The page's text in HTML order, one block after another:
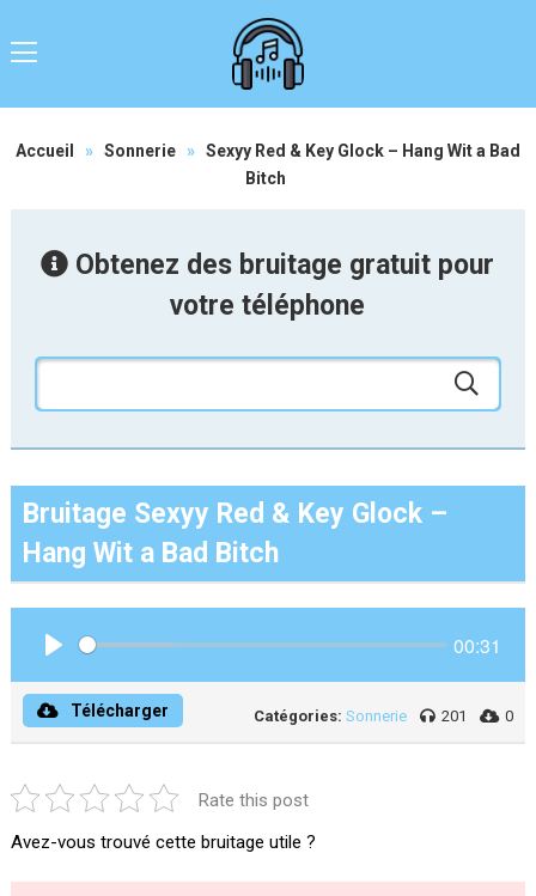
Accueil » Sonnerie » Sexyy Red & Key Glock – Hang Wit a Bad
Bitch
Obtenez des bruitage gratuit pour
votre téléphone
Bruitage Sexyy Red & Key Glock –
Hang Wit a Bad Bitch
00:31
Télécharger Catégories: Sonnerie 201 0
Rate this post
Avez-vous trouvé cette bruitage utile ?